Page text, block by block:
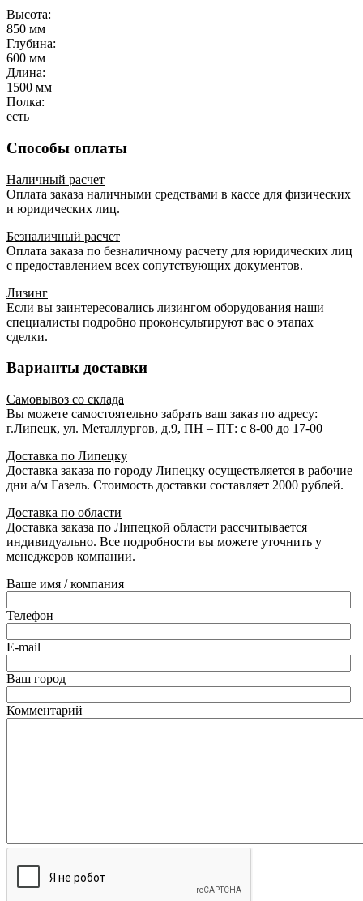
Высота:
850 мм
Глубина:
600 мм
Длина:
1500 мм
Полка:
есть
Способы оплаты
Наличный расчет
Оплата заказа наличными средствами в кассе для физических
и юридических лиц.
Безналичный расчет
Оплата заказа по безналичному расчету для юридических лиц
с предоставлением всех сопутствующих документов.
Лизинг
Если вы заинтересовались лизингом оборудования наши
специалисты подробно проконсультируют вас о этапах
сделки.
Варианты доставки
Самовывоз со склада
Вы можете самостоятельно забрать ваш заказ по адресу:
г.Липецк, ул. Металлургов, д.9, ПН – ПТ: с 8-00 до 17-00
Доставка по Липецку
Доставка заказа по городу Липецку осуществляется в рабочие
дни а/м Газель. Стоимость доставки составляет 2000 рублей.
Доставка по области
Доставка заказа по Липецкой области рассчитывается
индивидуально. Все подробности вы можете уточнить у
менеджеров компании.
Ваше имя / компания
Телефон
E-mail
Ваш город
Комментарий